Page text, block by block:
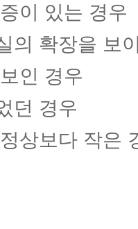
이 있는 경우
의 확장을 보
인 경우
던 경우
상보다 작은